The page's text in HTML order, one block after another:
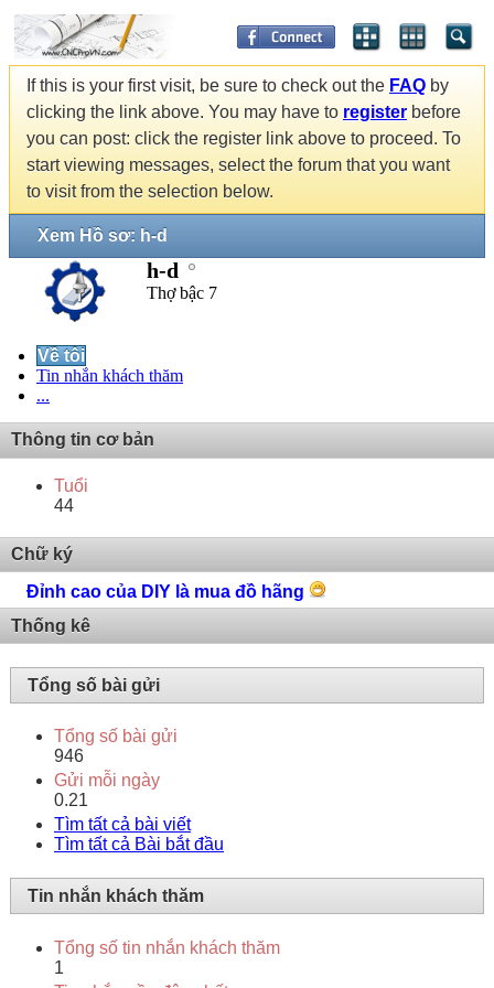
If this is your first visit, be sure to check out the FAQ by
clicking the link above. You may have to register before
you can post: click the register link above to proceed. To
start viewing messages, select the forum that you want
to visit from the selection below.
Xem Hồ sơ: h-d
h-d
Thợ bậc 7
Về tôi
Tin nhắn khách thăm
...
Thông tin cơ bản
Tuổi
44
Chữ ký
Đỉnh cao của DIY là mua đồ hãng
Thống kê
Tổng số bài gửi
Tổng số bài gửi
946
Gửi mỗi ngày
0.21
Tìm tất cả bài viết
Tìm tất cả Bài bắt đầu
Tin nhắn khách thăm
Tổng số tin nhắn khách thăm
1